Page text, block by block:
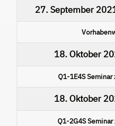
27. September
18. Oktober
Q1-1E4S
18. Oktober
Q1-2G4S